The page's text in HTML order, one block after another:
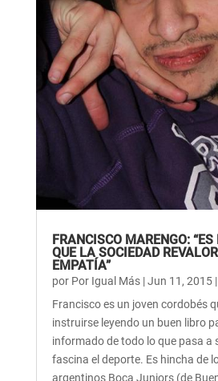
FRANCISCO MARENGO: “ES
QUE LA SOCIEDAD
EMPATÍA”
por Por Igual Más|Jun 11, 2015|
Francisco es un joven cordobés
instruirse leyendo un buen libro
informado de todo lo que pasa a
fascina el deporte. Es hincha de
argentinos Boca Juniors (de